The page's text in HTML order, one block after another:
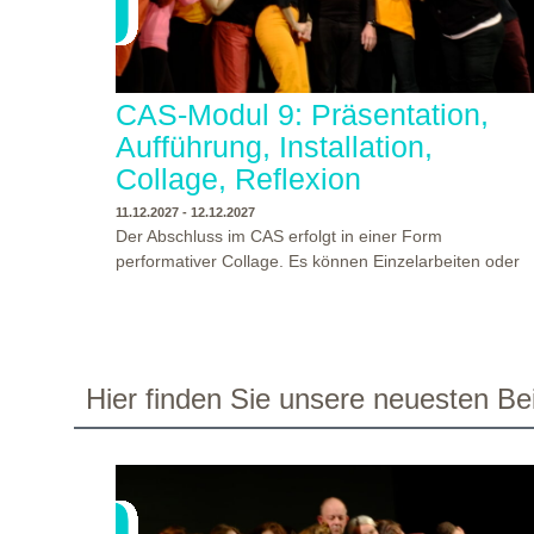
CAS-Modul 9: Präsentation,
Aufführung, Installation,
Collage, Reflexion
11.12.2027 - 12.12.2027
Der Abschluss im CAS erfolgt in einer Form
performativer Collage. Es können Einzelarbeiten oder
Programms gestalten mit Ihrer Form Raum und Zeit
Objekt oder Präsentation. Wir freuen uns über
WANN? 11.12.2027 - 12.12.2027, 10:00 - 17:00 UHR
Hier finden Sie unsere neuesten